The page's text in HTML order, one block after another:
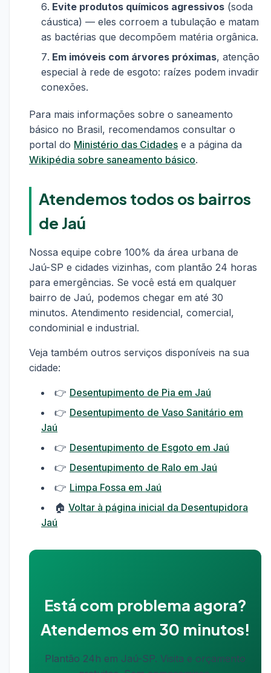
Evite produtos químicos agressivos (soda
cáustica) — eles corroem a tubulação e matam
as bactérias que decompõem matéria orgânica.
Em imóveis com árvores próximas, atenção
especial à rede de esgoto: raízes podem invadir
conexões.
Para mais informações sobre o saneamento
básico no Brasil, recomendamos consultar o
portal do Ministério das Cidades e a página da
Wikipédia sobre saneamento básico.
Atendemos todos os bairros
de Jaú
Nossa equipe cobre 100% da área urbana de
Jaú-SP e cidades vizinhas, com plantão 24 horas
para emergências. Se você está em qualquer
bairro de Jaú, podemos chegar em até 30
minutos. Atendimento residencial, comercial,
condominial e industrial.
Veja também outros serviços disponíveis na sua
cidade:
👉 Desentupimento de Pia em Jaú
👉 Desentupimento de Vaso Sanitário em
Jaú
👉 Desentupimento de Esgoto em Jaú
👉 Desentupimento de Ralo em Jaú
👉 Limpa Fossa em Jaú
🏠 Voltar à página inicial da Desentupidora
Jaú
Está com problema agora?
Atendemos em 30 minutos!
Plantão 24h em Jaú-SP. Visita e orçamento